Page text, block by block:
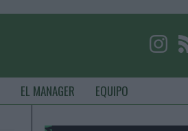
EL MANAGER EQUIPO